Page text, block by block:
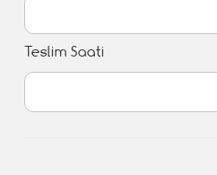
Teslim Saati